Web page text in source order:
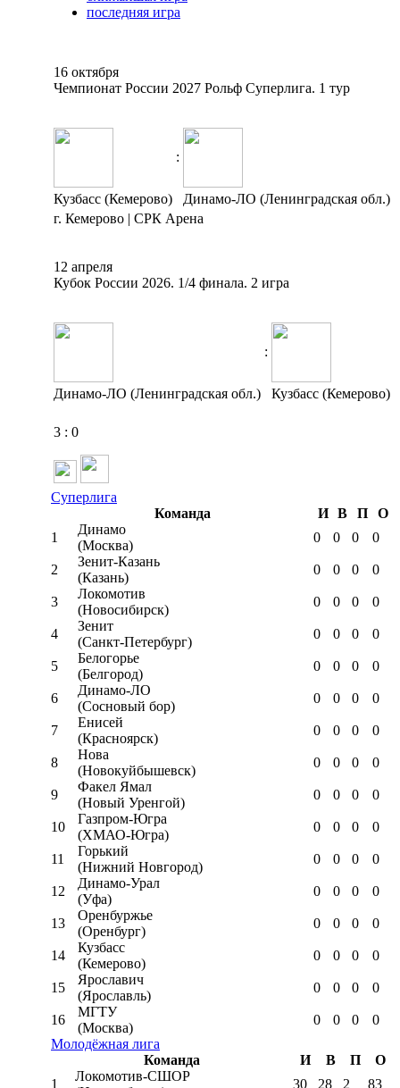
последняя игра
16 октября
Чемпионат России 2027 Рольф Суперлига. 1 тур
:
Кузбасс (Кемерово)
Динамо-ЛО (Ленинградская обл.)
г. Кемерово | СРК Арена
12 апреля
Кубок России 2026. 1/4 финала. 2 игра
:
Динамо-ЛО (Ленинградская обл.) Кузбасс (Кемерово)
3 : 0
Суперлига
Команда
И В П
О
1
Динамо
(Москва)
0 0 0 0
2
Зенит-Казань
(Казань)
0 0 0 0
3
Локомотив
(Новосибирск)
0 0 0 0
4
Зенит
(Санкт-Петербург)
0 0 0 0
5
Белогорье
(Белгород)
0 0 0 0
6
Динамо-ЛО
(Сосновый бор)
0 0 0 0
7
Енисей
(Красноярск)
0 0 0 0
8
Нова
(Новокуйбышевск)
0 0 0 0
9
Факел Ямал
(Новый Уренгой)
0 0 0 0
10
Газпром-Югра
(ХМАО-Югра)
0 0 0 0
11
Горький
(Нижний Новгород)
0 0 0 0
12
Динамо-Урал
(Уфа)
0 0 0 0
13
Оренбуржье
(Оренбург)
0 0 0 0
14
Кузбасс
(Кемерово)
0 0 0 0
15
Ярославич
(Ярославль)
0 0 0 0
16
МГТУ
(Москва)
0 0 0
0
Молодёжная лига
Команда
И В П
О
1
Локомотив-CШОР
30 28 2 83